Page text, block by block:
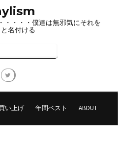
・・・・僕達は無邪気にそれを
と名付ける
い上げ 年間ベスト ABOUT